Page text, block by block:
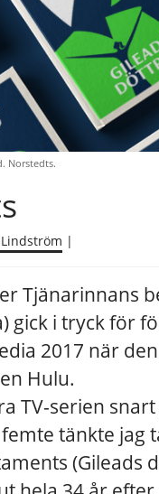
Norstedts.
|
Tjänarinnans
gick i tryck för
2017 när
Hulu.
TV-serien
tänkte jag
(Gileads